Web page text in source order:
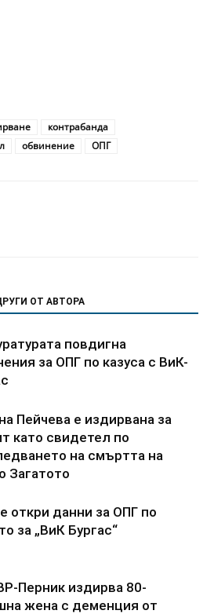
контрабанда
обвинение ОПГ
ОТ АВТОРА
повдигна
за ОПГ по казуса с ВиК-
Пейчева е издирвана за
като свидетел по
на смъртта на
Загатото
откри данни за ОПГ по
за „ВиК Бургас“
Перник издирва 80-
жена с деменция от